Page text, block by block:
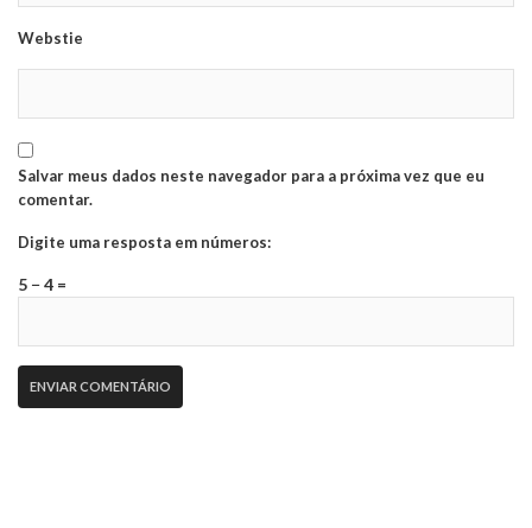
Webstie
Salvar meus dados neste navegador para a próxima vez que eu
comentar.
Digite uma resposta em números:
5 − 4 =